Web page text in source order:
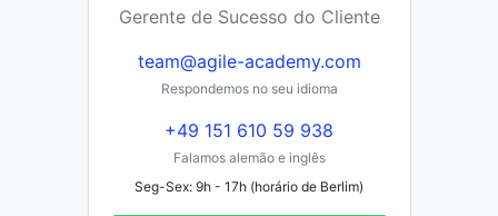
Gerente de Sucesso do Cliente
team@agile-academy.com
Respondemos no seu idioma
+49 151 610 59 938
Falamos alemão e inglês
Seg-Sex: 9h - 17h (horário de Berlim)